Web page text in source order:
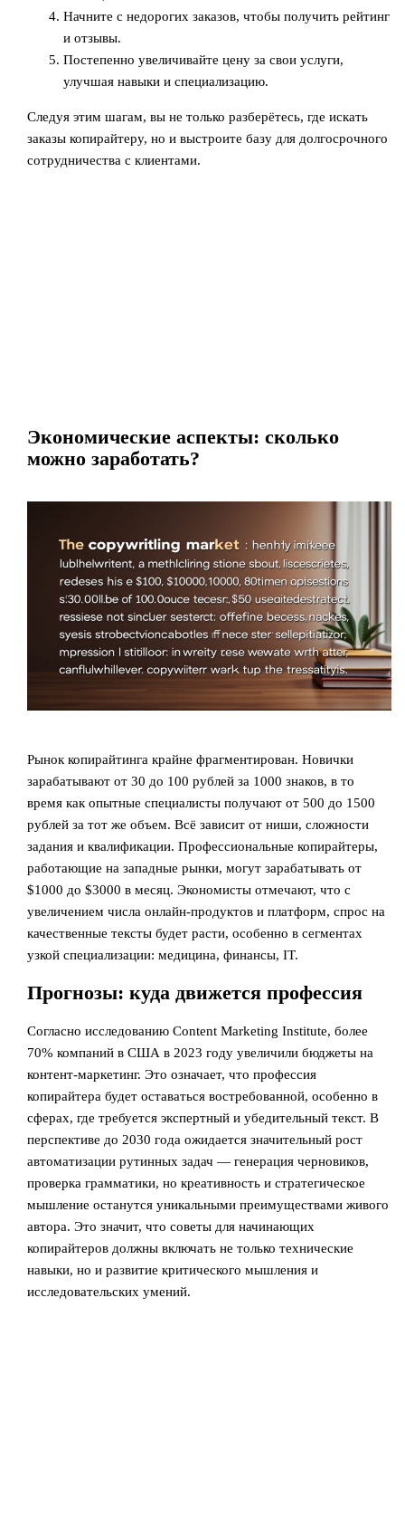
Начните с недорогих заказов, чтобы получить рейтинг
и отзывы.
Постепенно увеличивайте цену за свои услуги,
улучшая навыки и специализацию.
Следуя этим шагам, вы не только разберётесь, где искать
заказы копирайтеру, но и выстроите базу для долгосрочного
сотрудничества с клиентами.
Экономические аспекты: сколько
можно заработать?
Рынок копирайтинга крайне фрагментирован. Новички
зарабатывают от 30 до 100 рублей за 1000 знаков, в то
время как опытные специалисты получают от 500 до 1500
рублей за тот же объем. Всё зависит от ниши, сложности
задания и квалификации. Профессиональные копирайтеры,
работающие на западные рынки, могут зарабатывать от
$1000 до $3000 в месяц. Экономисты отмечают, что с
увеличением числа онлайн-продуктов и платформ, спрос на
качественные тексты будет расти, особенно в сегментах
узкой специализации: медицина, финансы, IT.
Прогнозы: куда движется профессия
Согласно исследованию Content Marketing Institute, более
70% компаний в США в 2023 году увеличили бюджеты на
контент-маркетинг. Это означает, что профессия
копирайтера будет оставаться востребованной, особенно в
сферах, где требуется экспертный и убедительный текст. В
перспективе до 2030 года ожидается значительный рост
автоматизации рутинных задач — генерация черновиков,
проверка грамматики, но креативность и стратегическое
мышление останутся уникальными преимуществами живого
автора. Это значит, что советы для начинающих
копирайтеров должны включать не только технические
навыки, но и развитие критического мышления и
исследовательских умений.